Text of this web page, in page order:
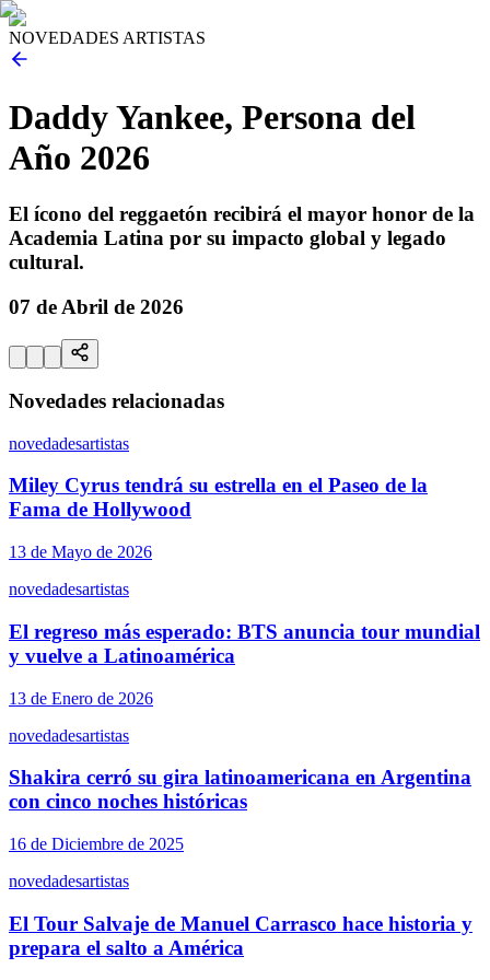
NOVEDADES ARTISTAS
Daddy Yankee, Persona del
Año 2026
El ícono del reggaetón recibirá el mayor honor de la
Academia Latina por su impacto global y legado
cultural.
07 de Abril de 2026
Novedades relacionadas
novedadesartistas
Miley Cyrus tendrá su estrella en el Paseo de la
Fama de Hollywood
13 de Mayo de 2026
novedadesartistas
El regreso más esperado: BTS anuncia tour mundial
y vuelve a Latinoamérica
13 de Enero de 2026
novedadesartistas
Shakira cerró su gira latinoamericana en Argentina
con cinco noches históricas
16 de Diciembre de 2025
novedadesartistas
El Tour Salvaje de Manuel Carrasco hace historia y
prepara el salto a América